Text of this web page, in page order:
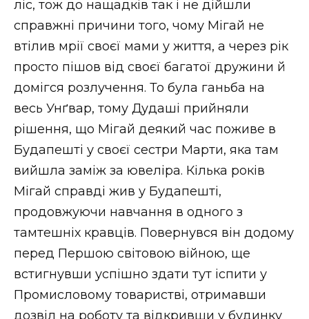
ліс, тож до нащадків так і не дійшли
справжні причини того, чому Мігай не
втілив мрії своєї мами у життя, а через рік
просто пішов від своєї багатої дружини й
домігся розлучення. То була ганьба на
весь Унґвар, тому Дудаші прийняли
рішення, що Мігай деякий час поживе в
Будапешті у своєї сестри Марти, яка там
вийшла заміж за ювеліра. Кілька років
Мігай справді жив у Будапешті,
продовжуючи навчання в одного з
тамтешніх кравців. Повернувся він додому
перед Першою світовою війною, ще
встигнувши успішно здати тут іспити у
Промисловому товаристві, отримавши
дозвіл на роботу та відкривши у будинку